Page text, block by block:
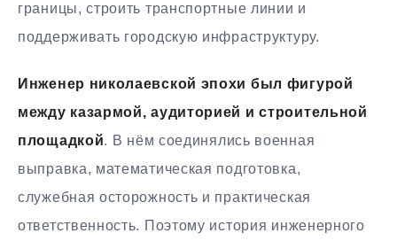
границы, строить транспортные линии и
поддерживать городскую инфраструктуру.
Инженер николаевской эпохи был фигурой
между казармой, аудиторией и строительной
площадкой. В нём соединялись военная
выправка, математическая подготовка,
служебная осторожность и практическая
ответственность. Поэтому история инженерного